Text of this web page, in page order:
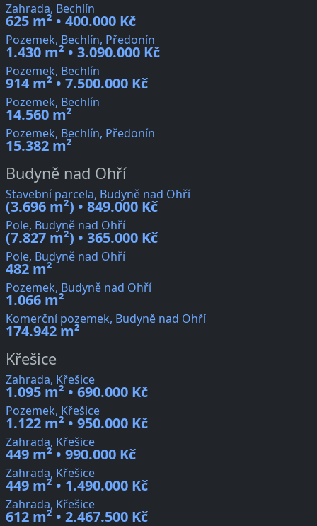
Zahrada, Bechlín
625 m² • 400.000 Kč
Pozemek, Bechlín, Předonín
1.430 m² • 3.090.000 Kč
Pozemek, Bechlín
914 m² • 7.500.000 Kč
Pozemek, Bechlín
14.560 m²
Pozemek, Bechlín, Předonín
15.382 m²
Budyně nad Ohří
Stavební parcela, Budyně nad Ohří
(3.696 m²) • 849.000 Kč
Pole, Budyně nad Ohří
(7.827 m²) • 365.000 Kč
Pole, Budyně nad Ohří
482 m²
Pozemek, Budyně nad Ohří
1.066 m²
Komerční pozemek, Budyně nad Ohří
174.942 m²
Křešice
Zahrada, Křešice
1.095 m² • 690.000 Kč
Pozemek, Křešice
1.122 m² • 950.000 Kč
Zahrada, Křešice
449 m² • 990.000 Kč
Zahrada, Křešice
449 m² • 1.490.000 Kč
Zahrada, Křešice
612 m² • 2.467.500 Kč